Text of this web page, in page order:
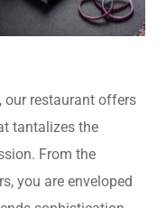
our restaurant offers
tantalizes the
From the
you are enveloped